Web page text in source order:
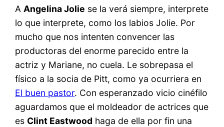
A Angelina Jolie se la verá siempre, interprete
lo que interprete, como los labios Jolie. Por
mucho que nos intenten convencer las
productoras del enorme parecido entre la
actriz y Mariane, no cuela. Le sobrepasa el
físico a la socia de Pitt, como ya ocurriera en
El buen pastor. Con esperanzado vicio cinéfilo
aguardamos que el moldeador de actrices que
es Clint Eastwood haga de ella por fin una